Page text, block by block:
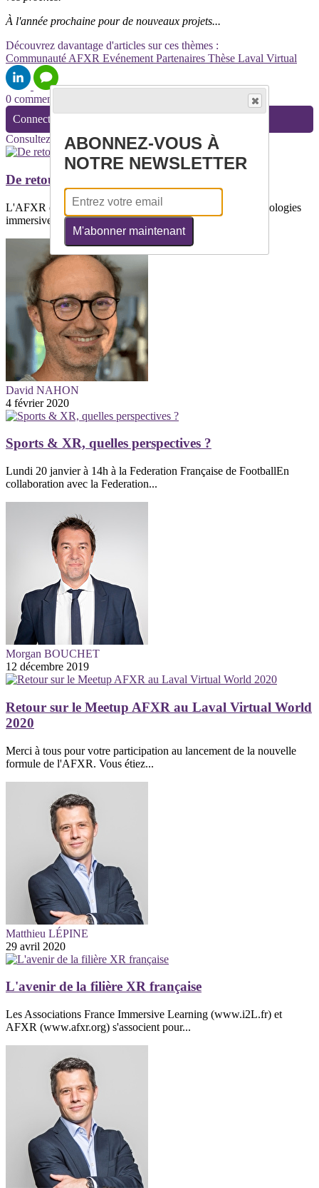
À l'année prochaine pour de nouveaux projets...
Découvrez davantage d'articles sur ces thèmes :
Communauté AFXR Evénement Partenaires Thèse Laval Virtual
0 commentaire(s)
Connectez-vous pour laisser un commentaire
Consultez également
De retour du SITEM
L'AFXR était partenaire de la conférence dédiée aux technologies
immersivesLe SITEM est un...
David NAHON
4 février 2020
Sports & XR, quelles perspectives ?
Lundi 20 janvier à 14h à la Federation Française de FootballEn
collaboration avec la Federation...
Morgan BOUCHET
12 décembre 2019
Retour sur le Meetup AFXR au Laval Virtual World
2020
Merci à tous pour votre participation au lancement de la nouvelle
formule de l'AFXR. Vous étiez...
Matthieu LÉPINE
29 avril 2020
L'avenir de la filière XR française
Les Associations France Immersive Learning (www.i2L.fr) et
AFXR (www.afxr.org) s'associent pour...
ABONNEZ-VOUS À
NOTRE NEWSLETTER
M'abonner maintenant